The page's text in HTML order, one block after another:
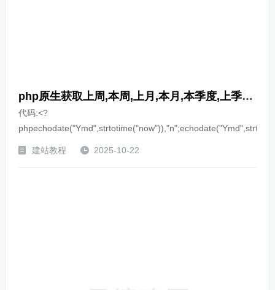
php原生获取上周,本周,上月,本月,本季度,上季度案例
代码:<?
建站教程 2025-10-22